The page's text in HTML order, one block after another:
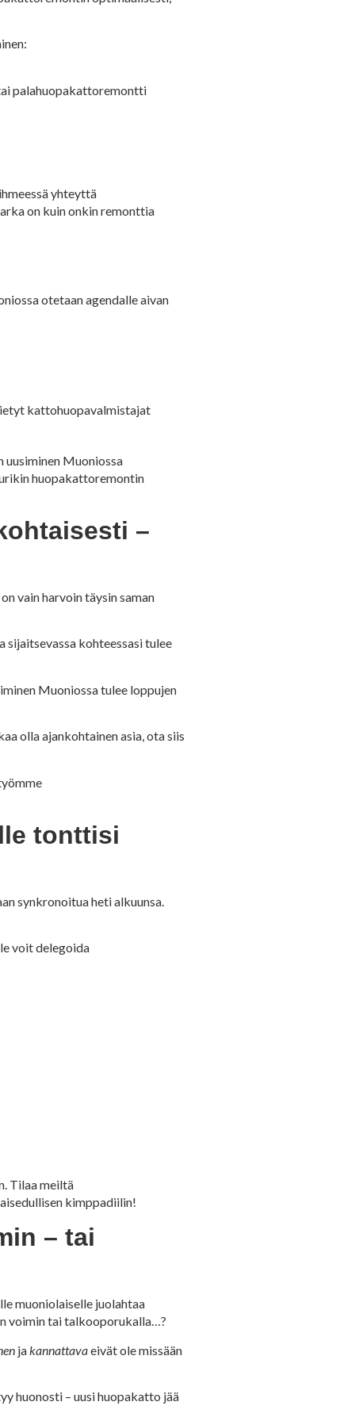
palahuopakattoremontti
yhteyttä
on kuin onkin remonttia
otetaan agendalle aivan
kattohuopavalmistajat
Muoniossa
huopakattoremontin
–
vain harvoin täysin saman
sijaitsevassa kohteessasi tulee
Muoniossa tulee loppujen
olla ajankohtainen asia, ota siis
tonttisi
synkronoitua heti alkuunsa.
voit delegoida
Tilaa meiltä
kimppadiilin!
– tai
muoniolaiselle juolahtaa
voimin tai talkooporukalla…?
ja kannattavaeivät ole missään
huonosti – uusi huopakatto jää